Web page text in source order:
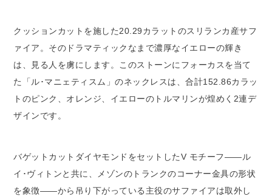
クッションカットを施した20.29カラットのスリランカ産サフ
ァイア。そのドラマティックなまで濃厚なイエローの輝き
は、見る人を虜にします。このストーンにフォーカスを当て
た「ル･マニェティスム」のネックレスは、合計152.86カラッ
トのピンク、オレンジ、イエローのトルマリンが煌めく2連デ
ザインです。
バゲットカットダイヤモンドをセットしたV モチーフ――ル
イ･ヴィトンと共に、メゾンのトランクのコーナー金具の形状
を象徴――から吊り下がっている主役のサファイアは取外し